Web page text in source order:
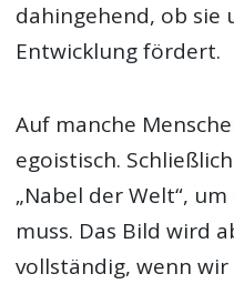
dahingehend, ob sie
Entwicklung fördert.
Auf manche
egoistisch.
„Nabel der Welt“,
muss. Das Bild wird
vollständig, wenn